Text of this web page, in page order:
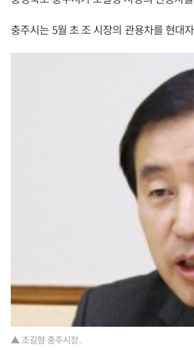
충주시는 5월 초 조 시장의 관용차를 현대
▲ 조길형 충주시장.